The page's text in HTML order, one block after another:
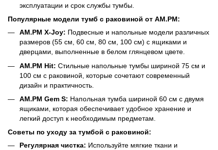
эксплуатации и срок службы тумбы.
Популярные модели тумб с раковиной от AM.PM:
AM.PM X-Joy: Подвесные и напольные модели различных
размеров (55 см, 60 см, 80 см, 100 см) с ящиками и
дверцами, выполненные в белом глянцевом цвете.
AM.PM Hit: Стильные напольные тумбы шириной 75 см и
100 см с раковиной, которые сочетают современный
дизайн и практичность.
AM.PM Gem S: Напольная тумба шириной 60 см с двумя
ящиками, которая обеспечивает удобное хранение и
легкий доступ к необходимым предметам.
Советы по уходу за тумбой с раковиной:
Регулярная чистка: Используйте мягкие ткани и